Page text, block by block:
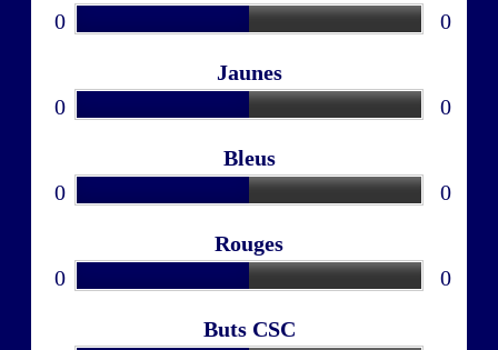
0
0
Jaunes
0
0
Bleus
0
0
Rouges
0
0
Buts CSC